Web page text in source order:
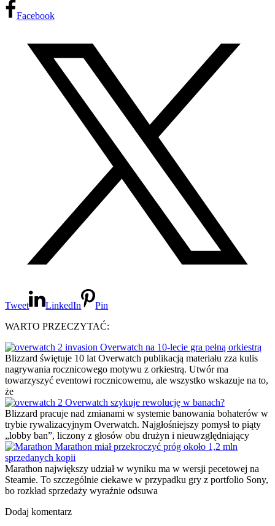
Facebook
Tweet LinkedIn
Pin
WARTO PRZECZYTAĆ:
Overwatch na 10-lecie gra pełną orkiestrą
Blizzard świętuje 10 lat Overwatch publikacją materiału zza kulis
nagrywania rocznicowego motywu z orkiestrą. Utwór ma
towarzyszyć eventowi rocznicowemu, ale wszystko wskazuje na to,
że
Overwatch szykuje rewolucję w banach?
Blizzard pracuje nad zmianami w systemie banowania bohaterów w
trybie rywalizacyjnym Overwatch. Najgłośniejszy pomysł to piąty
„lobby ban”, liczony z głosów obu drużyn i nieuwzględniający
Marathon miał przekroczyć próg około 1,2 mln
sprzedanych kopii
Marathon największy udział w wyniku ma w wersji pecetowej na
Steamie. To szczególnie ciekawe w przypadku gry z portfolio Sony,
bo rozkład sprzedaży wyraźnie odsuwa
Dodaj komentarz